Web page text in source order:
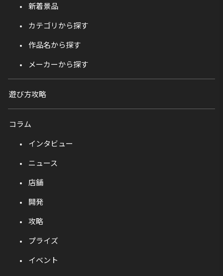
新着景品
カテゴリから探す
作品名から探す
メーカーから探す
遊び方攻略
コラム
インタビュー
ニュース
店舗
開発
攻略
プライズ
イベント